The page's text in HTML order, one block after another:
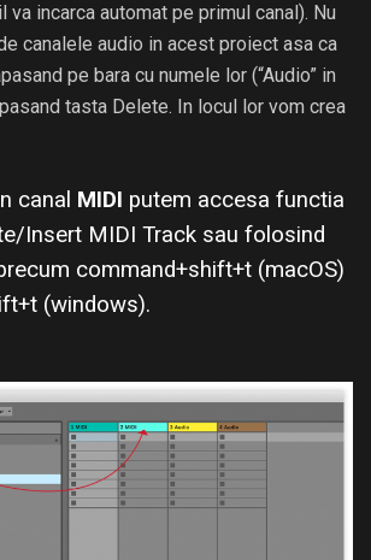
va incarca automat pe primul canal). Nu
canalele audio in acest proiect asa ca
pe bara cu numele lor (“Audio” in
tasta Delete. In locul lor vom crea
canal MIDI putem accesa functia
Insert MIDI Track sau folosind
command+shift+t (macOS)
(windows).